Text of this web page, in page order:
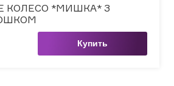
КОЛЕСО *МИШКА* З
Купить